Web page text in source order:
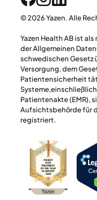
© 2026 Yazen. Alle
Yazen Health AB ist
der Allgemeinen
schwedischen Gesetz
Versorgung, dem
Patientensicherheit
Patientenakte (EMR),
Aufsichtsbehörde für
registriert.